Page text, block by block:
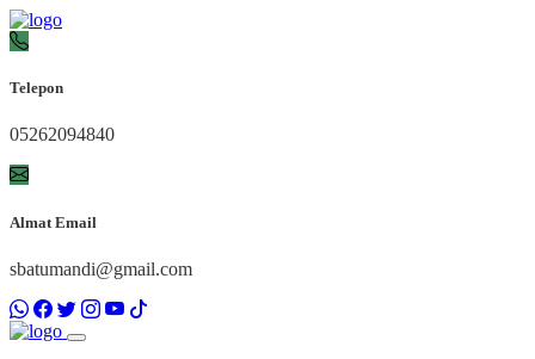
Telepon
05262094840
Almat Email
sbatumandi@gmail.com